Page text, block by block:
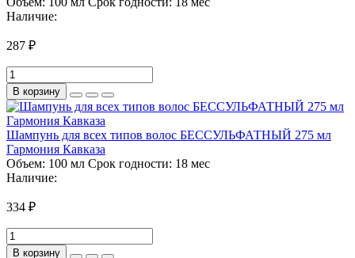
Наличие:
287 ₽
В корзину
Шампунь для всех типов волос БЕССУЛЬФАТНЫЙ 275 мл
Гармония Кавказа
Объем: 100 мл Срок годности: 18 мес
Наличие:
334 ₽
В корзину